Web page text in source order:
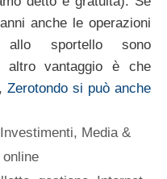
anche le operazioni
allo sportello sono
altro vantaggio è che
Zerotondo si può anche
Investimenti, Media &
online